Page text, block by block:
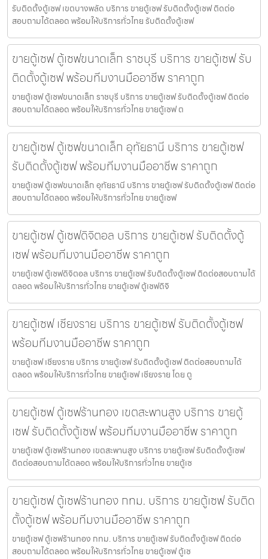
รับติดตั้งตู้เซฟ เขตบางพลัด บริการ ขายตู้เซฟ รับติดตั้งตู้เซฟ ติดต่อ
สอบถามได้ตลอด พร้อมให้บริการทั่วไทย รับติดตั้งตู้เซฟ
ขายตู้เซฟ ตู้เซฟขนาดเล็ก ราชบุรี บริการ ขายตู้เซฟ รับ
ติดตั้งตู้เซฟ พร้อมทีมงานมืออาชีพ ราคาถูก
ขายตู้เซฟ ตู้เซฟขนาดเล็ก ราชบุรี บริการ ขายตู้เซฟ รับติดตั้งตู้เซฟ ติดต่อ
สอบถามได้ตลอด พร้อมให้บริการทั่วไทย ขายตู้เซฟ ต
ขายตู้เซฟ ตู้เซฟขนาดเล็ก อุทัยธานี บริการ ขายตู้เซฟ
รับติดตั้งตู้เซฟ พร้อมทีมงานมืออาชีพ ราคาถูก
ขายตู้เซฟ ตู้เซฟขนาดเล็ก อุทัยธานี บริการ ขายตู้เซฟ รับติดตั้งตู้เซฟ ติดต่อ
สอบถามได้ตลอด พร้อมให้บริการทั่วไทย ขายตู้เซฟ
ขายตู้เซฟ ตู้เซฟดิจิตอล บริการ ขายตู้เซฟ รับติดตั้งตู้
เซฟ พร้อมทีมงานมืออาชีพ ราคาถูก
ขายตู้เซฟ ตู้เซฟดิจิตอล บริการ ขายตู้เซฟ รับติดตั้งตู้เซฟ ติดต่อสอบถามได้
ตลอด พร้อมให้บริการทั่วไทย ขายตู้เซฟ ตู้เซฟดิจิ
ขายตู้เซฟ เชียงราย บริการ ขายตู้เซฟ รับติดตั้งตู้เซฟ
พร้อมทีมงานมืออาชีพ ราคาถูก
ขายตู้เซฟ เชียงราย บริการ ขายตู้เซฟ รับติดตั้งตู้เซฟ ติดต่อสอบถามได้
ตลอด พร้อมให้บริการทั่วไทย ขายตู้เซฟ เชียงราย โดย ตู
ขายตู้เซฟ ตู้เซฟร้านทอง เขตสะพานสูง บริการ ขายตู้
เซฟ รับติดตั้งตู้เซฟ พร้อมทีมงานมืออาชีพ ราคาถูก
ขายตู้เซฟ ตู้เซฟร้านทอง เขตสะพานสูง บริการ ขายตู้เซฟ รับติดตั้งตู้เซฟ
ติดต่อสอบถามได้ตลอด พร้อมให้บริการทั่วไทย ขายตู้เซ
ขายตู้เซฟ ตู้เซฟร้านทอง กทม. บริการ ขายตู้เซฟ รับติด
ตั้งตู้เซฟ พร้อมทีมงานมืออาชีพ ราคาถูก
ขายตู้เซฟ ตู้เซฟร้านทอง กทม. บริการ ขายตู้เซฟ รับติดตั้งตู้เซฟ ติดต่อ
สอบถามได้ตลอด พร้อมให้บริการทั่วไทย ขายตู้เซฟ ตู้เซ